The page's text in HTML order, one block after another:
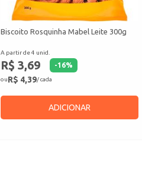
Biscoito Rosquinha Mabel Leite 300g
A partir de 4 unid.
R$ 3,69 -16%
ouR$ 4,39/ cada
ADICIONAR